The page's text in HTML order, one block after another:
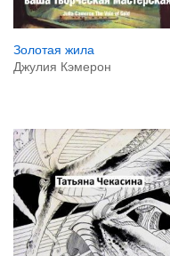
Золотая жила
Джулия Кэмерон